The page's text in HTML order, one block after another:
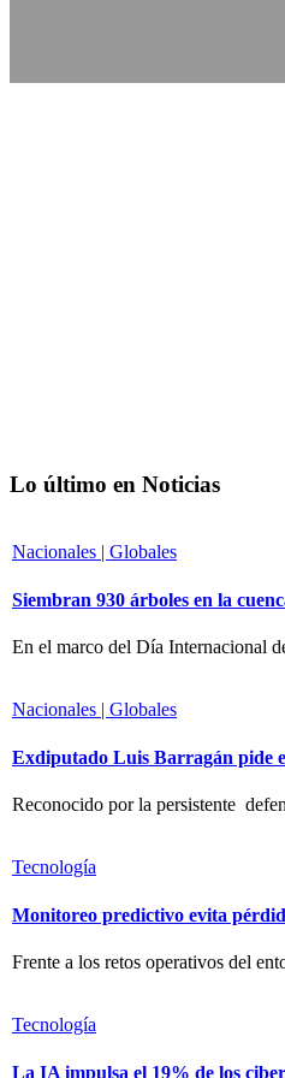
Lo último en Noticias
Nacionales | Globales
Siembran 930 árboles en la
En el marco del Día Internacional
Nacionales | Globales
Exdiputado Luis Barragán pide
Reconocido por la persistente
Tecnología
Monitoreo predictivo evita
Frente a los retos operativos del
Tecnología
La IA impulsa el 19% de los